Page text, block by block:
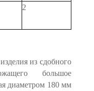
2
из сдобного
большое
диа­метром 180 мм